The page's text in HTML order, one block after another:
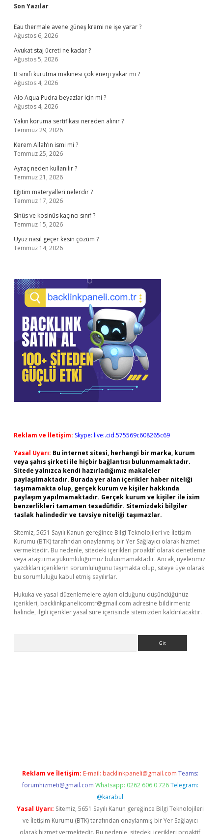
Sidebar
Son Yazılar
Eau thermale avene güneş kremi ne işe yarar ?
Ağustos 6, 2026
Avukat staj ücreti ne kadar ?
Ağustos 5, 2026
B sınıfı kurutma makinesi çok enerji yakar mı ?
Ağustos 4, 2026
Alo Aqua Pudra beyazlar için mi ?
Ağustos 4, 2026
Yakın koruma sertifikası nereden alınır ?
Temmuz 29, 2026
Kerem Allah’ın ismi mi ?
Temmuz 25, 2026
Ayraç neden kullanılır ?
Temmuz 21, 2026
Eğitim materyalleri nelerdir ?
Temmuz 17, 2026
Sinüs ve kosinüs kaçıncı sınıf ?
Temmuz 15, 2026
Uyuz nasıl geçer kesin çözüm ?
Temmuz 14, 2026
Reklam ve İletişim: Skype: live:.cid.575569c608265c69
Yasal Uyarı: Bu internet sitesi, herhangi bir marka, kurum
veya şahıs şirketi ile hiçbir bağlantısı bulunmamaktadır.
Sitede yalnızca kendi hazırladığımız makaleler
paylaşılmaktadır. Burada yer alan içerikler haber niteliği
taşımamakta olup, gerçek kurum ve kişiler hakkında
paylaşım yapılmamaktadır. Gerçek kurum ve kişiler ile isim
benzerlikleri tamamen tesadüfidir. Sitemizdeki bilgiler
taslak halindedir ve tavsiye niteliği taşımazlar.
Sitemiz, 5651 Sayılı Kanun gereğince Bilgi Teknolojileri ve İletişim
Kurumu (BTK) tarafından onaylanmış bir Yer Sağlayıcı olarak hizmet
vermektedir. Bu nedenle, sitedeki içerikleri proaktif olarak denetleme
veya araştırma yükümlülüğümüz bulunmamaktadır. Ancak, üyelerimiz
yazdıkları içeriklerin sorumluluğunu taşımakta olup, siteye üye olarak
bu sorumluluğu kabul etmiş sayılırlar.
Hukuka ve yasal düzenlemelere aykırı olduğunu düşündüğünüz
içerikleri, backlinkpanelicomtr@gmail.com adresine bildirmeniz
halinde, ilgili içerikler yasal süre içerisinde sitemizden kaldırılacaktır.
Reklam ve İletişim: E-mail: backlinkpaneli@gmail.com Teams:
forumhizmeti@gmail.com Whatsapp: 0262 606 0 726 Telegram:
@karabul
Yasal Uyarı: Sitemiz, 5651 Sayılı Kanun gereğince Bilgi Teknolojileri
ve İletişim Kurumu (BTK) tarafından onaylanmış bir Yer Sağlayıcı
olarak hizmet vermektedir. Bu nedenle, sitedeki içerikleri proaktif